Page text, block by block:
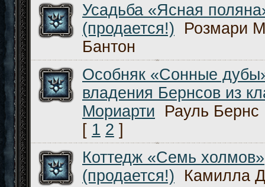
Усадьба «Ясная
(продается!)
Розмари
Бантон
Особняк «Сонные
владения Бернсов из
Мориарти
Рауль Бернс
[ 1 2 ]
Коттедж «Семь холмов»
(продается!)
Камилла